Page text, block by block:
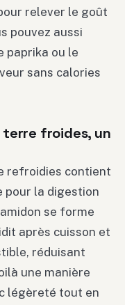
relever le goût
pouvez aussi
paprika ou le
sans calories
terre froides, un
refroidies contient
pour la digestion
se forme
après cuisson et
réduisant
une manière
légèreté tout en